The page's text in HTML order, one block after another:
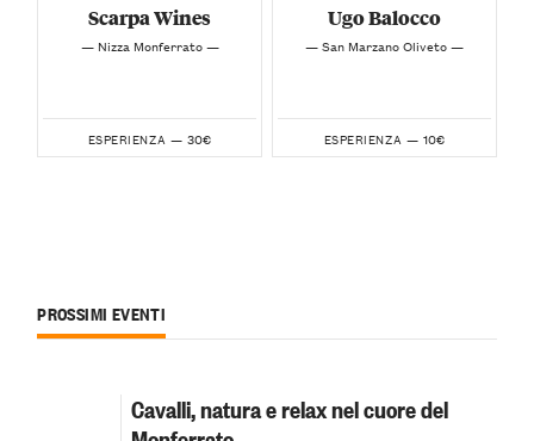
Scarpa Wines
— Nizza Monferrato —
ESPERIENZA — 30€
Ugo Balocco
— San Marzano Oliveto —
ESPERIENZA — 10€
PROSSIMI EVENTI
Cavalli, natura e relax nel cuore del